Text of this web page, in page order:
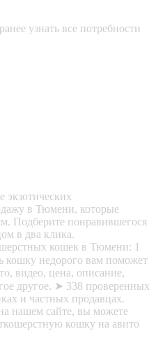
узнать все потребности
экзотических
в Тюмени, которые
Подберите понравившегося
в два клика.
кошек в Тюмени: 1
кошку недорого вам поможет
видео, цена, описание,
другое. ➤ 338 проверенных
и частных продавцах.
нашем сайте, вы можете
кошку на авито